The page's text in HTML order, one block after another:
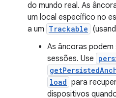
do mundo real. As
um local específico no
a um Trackable
As âncoras
sessões. Use
load para
dispositivos